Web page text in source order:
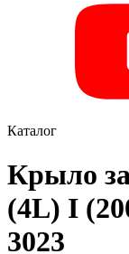
Каталог
Крыло
(4L) I
3023